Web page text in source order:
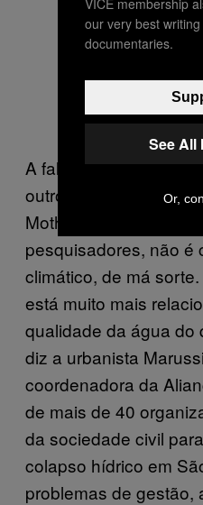
A fala de Venturi vai
outros especialistas
Motherboard. A falta
pesquisadores, não é
climático, de má
está muito mais
qualidade da água do
diz a urbanista
coordenadora da
de mais de 40
da sociedade civil
colapso hídrico em
problemas de gestão,
our very best
documentaries.
See All
Or,